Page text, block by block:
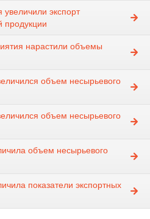
увеличили экспорт
нарастили объемы
объем несырьевого
объем несырьевого
объем несырьевого
показатели экспортных